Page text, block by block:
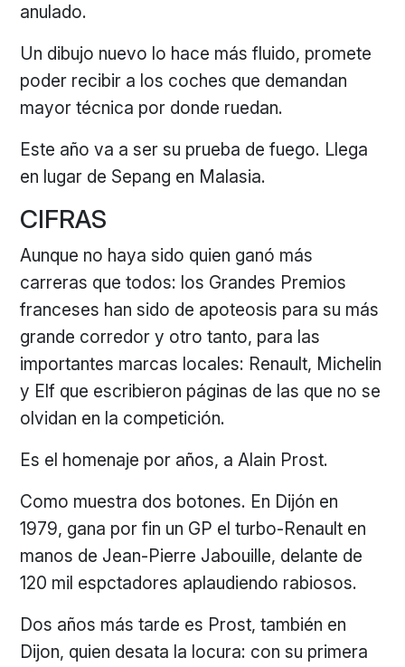
anulado.
Un dibujo nuevo lo hace más fluido, promete
poder recibir a los coches que demandan
mayor técnica por donde ruedan.
Este año va a ser su prueba de fuego. Llega
en lugar de Sepang en Malasia.
CIFRAS
Aunque no haya sido quien ganó más
carreras que todos: los Grandes Premios
franceses han sido de apoteosis para su más
grande corredor y otro tanto, para las
importantes marcas locales: Renault, Michelin
y Elf que escribieron páginas de las que no se
olvidan en la competición.
Es el homenaje por años, a Alain Prost.
Como muestra dos botones. En Dijón en
1979, gana por fin un GP el turbo-Renault en
manos de Jean-Pierre Jabouille, delante de
120 mil espctadores aplaudiendo rabiosos.
Dos años más tarde es Prost, también en
Dijon, quien desata la locura: con su primera